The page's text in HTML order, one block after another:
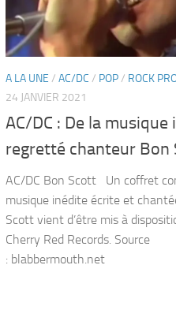
A LA UNE / AC/DC / POP/ ROCK
24 JANVIER 2021
AC/DC : De la musique
regretté chanteur Bon
AC/DC Bon Scott Un coffret
musique inédite écrite et
Scott vient d’être mis à
Cherry Red Records. Source
: blabbermouth.net